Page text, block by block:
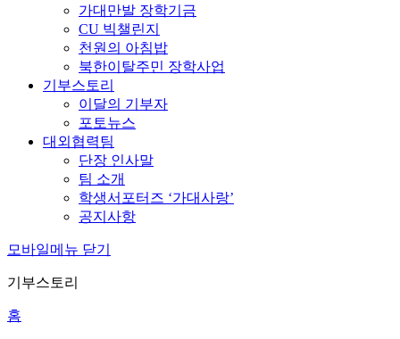
가대만발 장학기금
CU 빅챌린지
천원의 아침밥
북한이탈주민 장학사업
기부스토리
이달의 기부자
포토뉴스
대외협력팀
단장 인사말
팀 소개
학생서포터즈 ‘가대사랑’
공지사항
모바일메뉴 닫기
기부스토리
홈